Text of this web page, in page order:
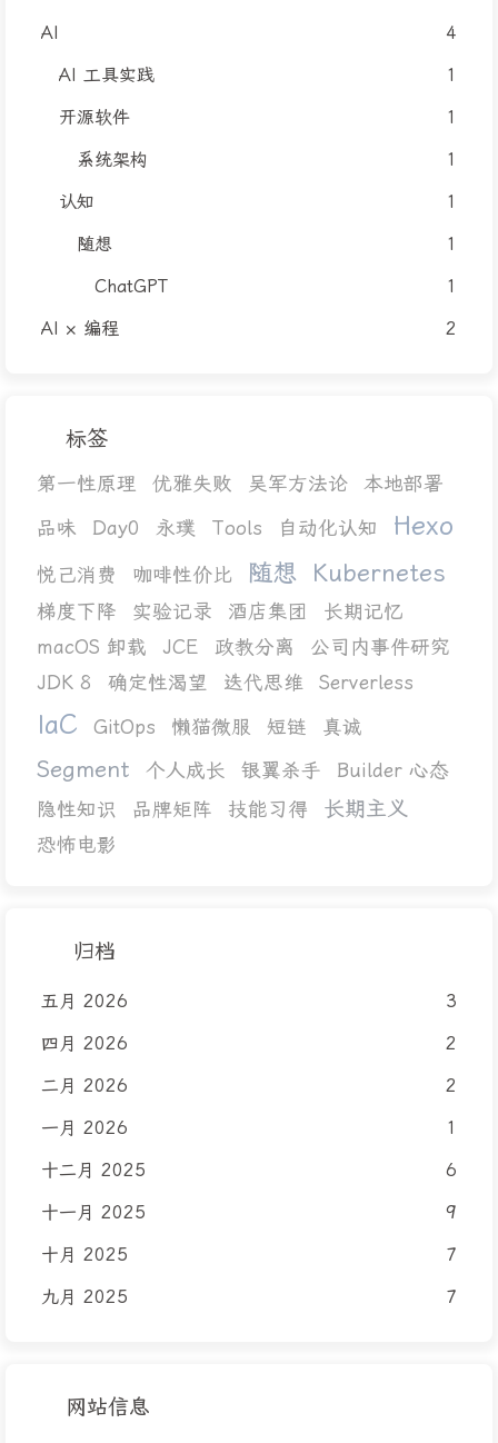
AI
4
AI 工具实践
1
开源软件
1
系统架构
1
认知
1
随想
1
ChatGPT
1
AI × 编程
2
标签
第一性原理 优雅失败 吴军方法论
本地部署
品味
Day0 永璞 Tools 自动化认知 Hexo
悦己消费 咖啡性价比 随想 Kubernetes
梯度下降 实验记录 酒店集团
长期记忆
macOS 卸载
JCE 政教分离
公司内事件研究
JDK 8
确定性渴望 迭代思维 Serverless
IaC GitOps 懒猫微服 短链 真诚
Segment 个人成长 银翼杀手
Builder 心态
隐性知识
品牌矩阵 技能习得 长期主义
恐怖电影
归档
五月 2026
3
四月 2026
2
二月 2026
2
一月 2026
1
十二月 2025
6
十一月 2025
9
十月 2025
7
九月 2025
7
网站信息